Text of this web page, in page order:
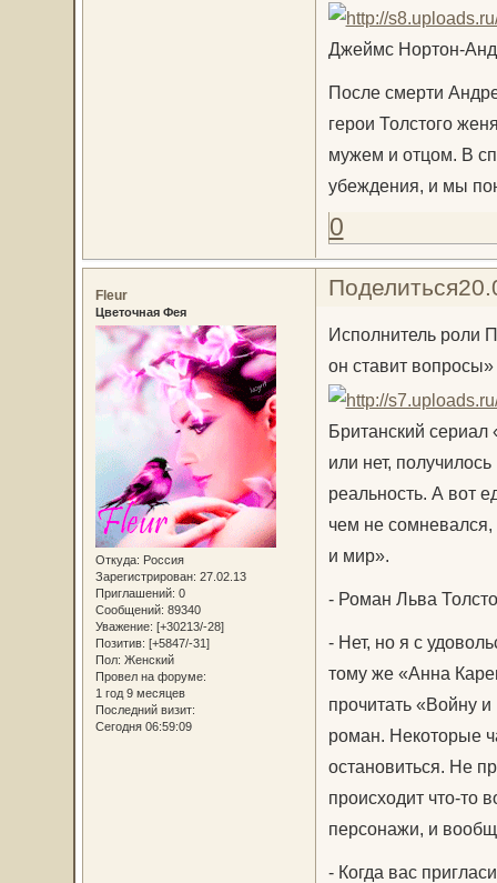
Джеймс Нортон-
После смерти
герои Толстого
мужем и отцом. В
убеждения, и мы
0
Поделиться
Fleur
Цветочная Фея
Откуда: Россия
Зарегистрирован: 27.02.13
Приглашений: 0
Сообщений: 89340
Уважение: [+30213/-28]
Позитив: [+5847/-31]
Пол: Женский
Провел на форуме:
1 год 9 месяцев
Последний визит:
Сегодня 06:59:09
Исполнитель роли
он ставит вопросы»
Британский
или нет,
реальность. А вот
чем не
и мир».
- Роман Льва
- Нет, но я с
тому же «Анна
прочитать «Войну
роман. Некоторые
остановиться. Не
происходит что-то
персонажи, и
- Когда вас